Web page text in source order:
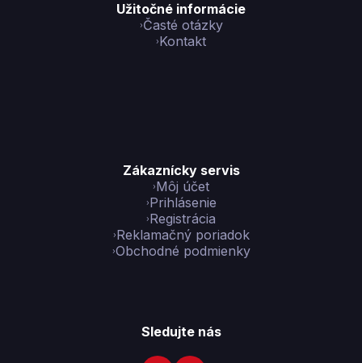
Užitočné informácie
Časté otázky
Kontakt
Zákaznícky servis
Môj účet
Prihlásenie
Registrácia
Reklamačný poriadok
Obchodné podmienky
Sledujte nás